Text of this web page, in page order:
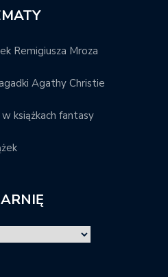
Remigiusza Mroza
Agathy Christie
książkach fantasy